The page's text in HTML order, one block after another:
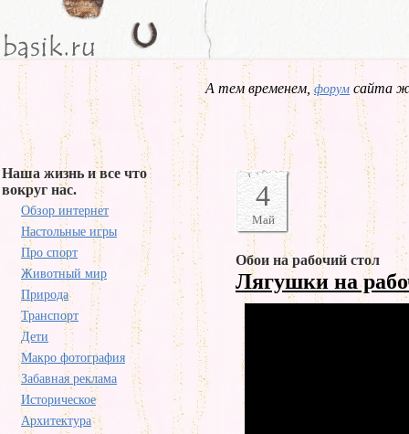
А тем временем,форум сайта
Наша жизнь и все что
вокруг нас.
Обзор интернет
Настольные игры
Про спорт
Животный мир
Природа
Транспорт
Дети
Макро фотография
Забавная реклама
Историческое
Архитектура
4
Май
Обои на рабочий стол
Лягушки на